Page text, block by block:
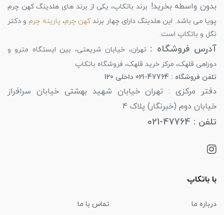
بدون واسطه بخرید! برند باتکاپ، یکی از برند های هلدینگ کهن چرم
پویا می باشد. این هلدینگ دارای چهار برندکهن چرم، پارینه چرمو دکتر
نگل و باتکاپ است.
آدرس فروشگاه : تهران، خیابان شریعتی، بین ایستگاه مترو و
دوراهی قلهک، مرکز خرید قلهک، فروشگاه باتکاپ
تلفن فروشگاه : 47764-021 داخلی 120
دفتر مرکزی : تهران خیابان شهید بهشتی خیابان سرافراز
خیابان دوم (خبرنگار) پلاک 4
تلفن : 47764-021
با باتکاپ
درباره ما تماس با ما